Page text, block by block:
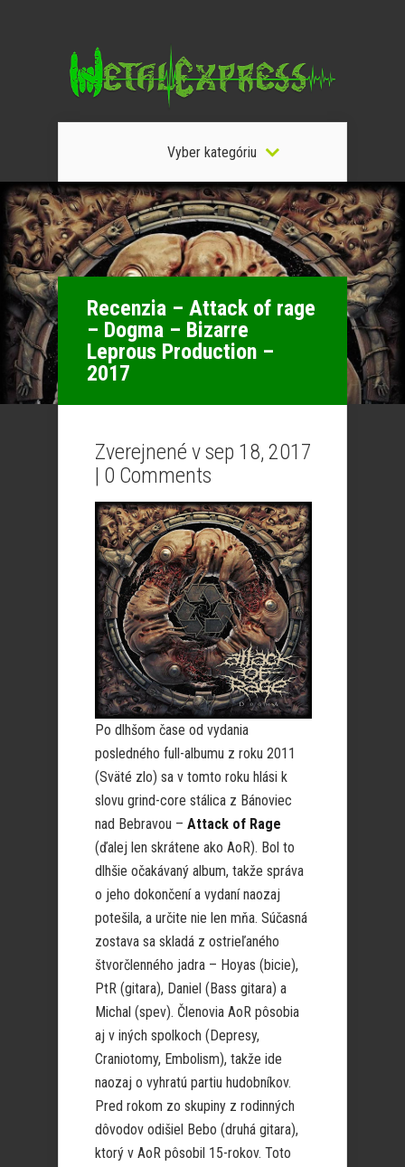
Vyber kategóriu
Recenzia – Attack of rage
– Dogma – Bizarre
Leprous Production –
2017
Zverejnené v sep 18, 2017
| 0 Comments
Po dlhšom čase od vydania
posledného full-albumu z roku 2011
(Sväté zlo) sa v tomto roku hlási k
slovu grind-core stálica z Bánoviec
nad Bebravou – Attack of Rage
(ďalej len skrátene ako AoR). Bol to
dlhšie očakávaný album, takže správa
o jeho dokončení a vydaní naozaj
potešila, a určite nie len mňa. Súčasná
zostava sa skladá z ostrieľaného
štvorčlenného jadra – Hoyas (bicie),
PtR (gitara), Daniel (Bass gitara) a
Michal (spev). Členovia AoR pôsobia
aj v iných spolkoch (Depresy,
Craniotomy, Embolism), takže ide
naozaj o vyhratú partiu hudobníkov.
Pred rokom zo skupiny z rodinných
dôvodov odišiel Bebo (druhá gitara),
ktorý v AoR pôsobil 15-rokov. Toto